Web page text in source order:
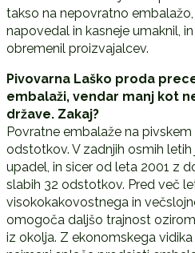
takso na nepovratno
napovedal in kasneje umaknil,
obremenil proizvajalcev.
Pivovarna Laško proda
embalaži, vendar manj kot
države. Zakaj?
Povratne embalaže na
odstotkov. V zadnjih osmih
upadel, in sicer od leta 2001 z
slabih 32 odstotkov. Pred več
visokokakovostnega in
omogoča daljšo trajnost
iz okolja. Z ekonomskega